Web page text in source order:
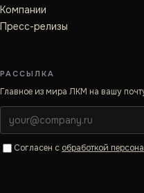
Компании
Пресс-релизы
РАССЫЛКА
Главное из мира ЛКМ на вашу
Согласен с обработкой